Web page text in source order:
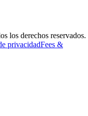
los derechos reservados.
privacidadFees &